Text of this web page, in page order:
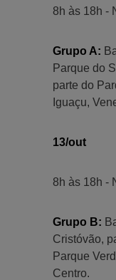
8h às 18h -
Grupo A:
Parque do
parte do
Iguaçu,
13/out
8h às 18h -
Grupo B:
Cristóvão,
Parque
Centro.